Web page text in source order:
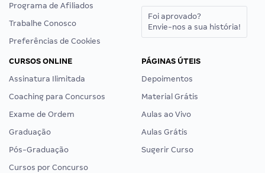
Programa de Afiliados
Trabalhe Conosco
Preferências de Cookies
Foi aprovado?
Envie-nos a sua história!
CURSOS ONLINE
Assinatura Ilimitada
Coaching para Concursos
Exame de Ordem
Graduação
Pós-Graduação
Cursos por Concurso
PÁGINAS ÚTEIS
Depoimentos
Material Grátis
Aulas ao Vivo
Aulas Grátis
Sugerir Curso